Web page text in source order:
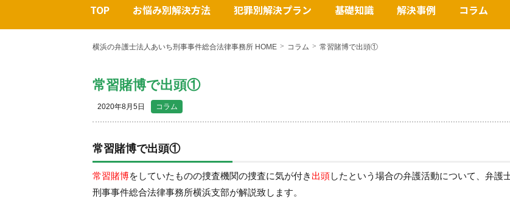
TOP お悩み別解決方法 犯罪別解決プラン 基礎知識 解決事例 コラム
横浜の弁護士法人あいち刑事事件総合法律事務所 HOME コラム 常習賭博で出頭①
常習賭博で出頭①
2020年8月5日 コラム
常習賭博で出頭①
常習賭博をしていたものの捜査機関の捜査に気が付き 出頭したという場合の弁護活動について、弁護
刑事事件総合法律事務所横浜支部が解説致します。